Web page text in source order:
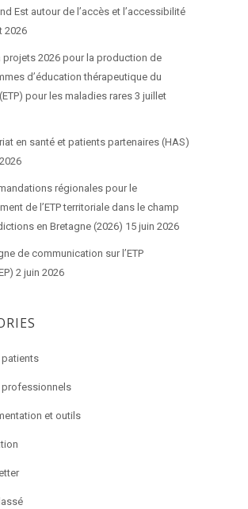
Est autour de l’accès et l’accessibilité
2026
projets 2026 pour la production de
d’éducation thérapeutique du
pour les maladies rares 3 juillet
en santé et patients partenaires (HAS)
régionales pour le
de l’ETP territoriale dans le champ
en Bretagne (2026) 15 juin 2026
de communication sur l’ETP
2 juin 2026
et outils